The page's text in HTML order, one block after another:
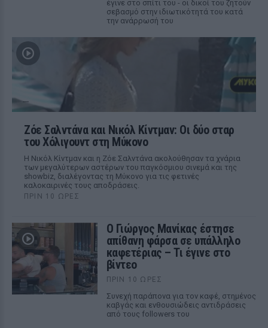
έγινε στο σπίτι του - οι δικοί του ζητούν
σεβασμό στην ιδιωτικότητά του κατά
την ανάρρωσή του
Ζόε Σαλντάνα και Νικόλ Κίντμαν: Οι δύο σταρ
του Χόλιγουντ στη Μύκονο
Η Νικόλ Κίντμαν και η Ζόε Σαλντάνα ακολούθησαν τα χνάρια
των μεγαλύτερων αστέρων του παγκόσμιου σινεμά και της
showbiz, διαλέγοντας τη Μύκονο για τις φετινές
καλοκαιρινές τους αποδράσεις.
ΠΡΙΝ 10 ΏΡΕΣ
Ο Γιώργος Μανίκας έστησε
απίθανη φάρσα σε υπάλληλο
καφετέριας – Τι έγινε στο
βίντεο
ΠΡΙΝ 10 ΏΡΕΣ
Συνεχή παράπονα για τον καφέ, στημένος
καβγάς και ενθουσιώδεις αντιδράσεις
από τους followers του